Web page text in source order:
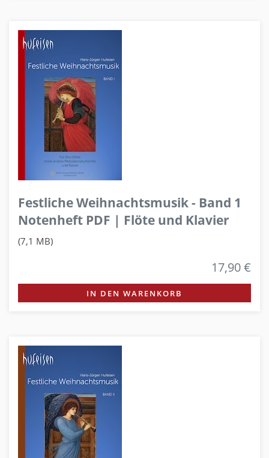
Festliche Weihnachtsmusik - Band 1
Notenheft PDF | Flöte und Klavier
(7,1 MB)
17,90 €
IN DEN WARENKORB